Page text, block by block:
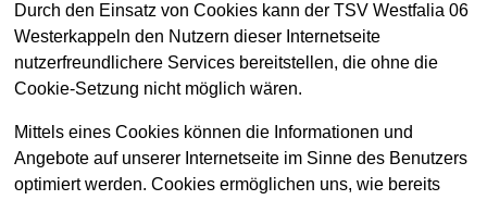
Durch den Einsatz von Cookies kann der TSV Westfalia 06
Westerkappeln den Nutzern dieser Internetseite
nutzerfreundlichere Services bereitstellen, die ohne die
Cookie-Setzung nicht möglich wären.
Mittels eines Cookies können die Informationen und
Angebote auf unserer Internetseite im Sinne des Benutzers
optimiert werden. Cookies ermöglichen uns, wie bereits